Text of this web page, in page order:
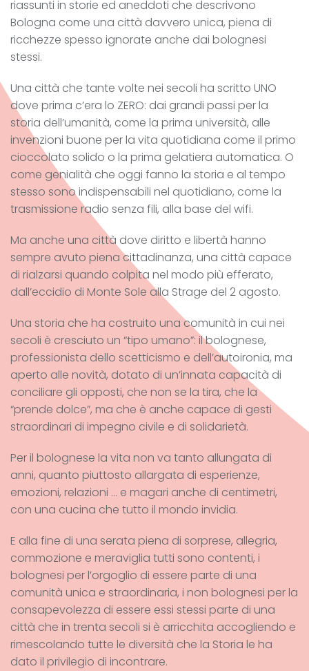
riassunti in storie ed aneddoti che descrivono
Bologna come una città davvero unica, piena di
ricchezze spesso ignorate anche dai bolognesi
stessi.
Una città che tante volte nei secoli ha scritto UNO
dove prima c’era lo ZERO: dai grandi passi per la
storia dell’umanità, come la prima università, alle
invenzioni buone per la vita quotidiana come il primo
cioccolato solido o la prima gelatiera automatica. O
come genialità che oggi fanno la storia e al tempo
stesso sono indispensabili nel quotidiano, come la
trasmissione radio senza fili, alla base del wifi.
Ma anche una città dove diritto e libertà hanno
sempre avuto piena cittadinanza, una città capace
di rialzarsi quando colpita nel modo più efferato,
dall’eccidio di Monte Sole alla Strage del 2 agosto.
Una storia che ha costruito una comunità in cui nei
secoli è cresciuto un “tipo umano”: il bolognese,
professionista dello scetticismo e dell’autoironia, ma
aperto alle novità, dotato di un’innata capacità di
conciliare gli opposti, che non se la tira, che la
“prende dolce”, ma che è anche capace di gesti
straordinari di impegno civile e di solidarietà.
Per il bolognese la vita non va tanto allungata di
anni, quanto piuttosto allargata di esperienze,
emozioni, relazioni … e magari anche di centimetri,
con una cucina che tutto il mondo invidia.
E alla fine di una serata piena di sorprese, allegria,
commozione e meraviglia tutti sono contenti, i
bolognesi per l’orgoglio di essere parte di una
comunità unica e straordinaria, i non bolognesi per la
consapevolezza di essere essi stessi parte di una
città che in trenta secoli si è arricchita accogliendo e
rimescolando tutte le diversità che la Storia le ha
dato il privilegio di incontrare.